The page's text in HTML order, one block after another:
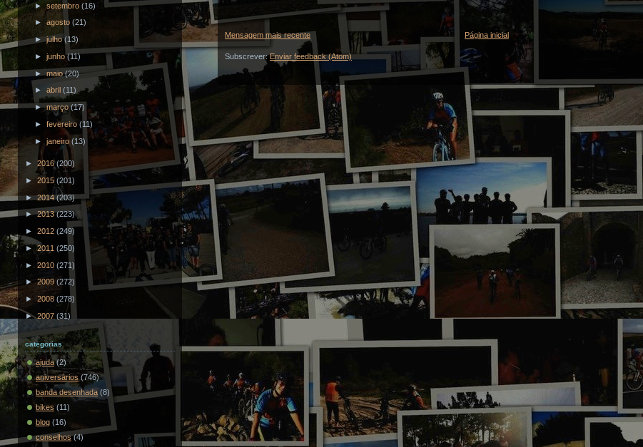
►setembro(16)
►agosto(21)
►julho(13)
►junho(11)
►maio(20)
►abril(11)
►março(17)
►fevereiro(11)
►janeiro(13)
► 2016(200)
► 2015 (201)
►2014(203)
►2013(223)
► 2012 (249)
►2011 (250)
► 2010 (271)
►2009 (272)
►2008 (278)
►2007 (31)
categorias
ajuda (2)
aniversários (746)
banda desenhada (8)
bikes (11)
blog (16)
conselhos (4)
Mensagem mais recente Página inicial
Subscrever:Enviar feedback (Atom)